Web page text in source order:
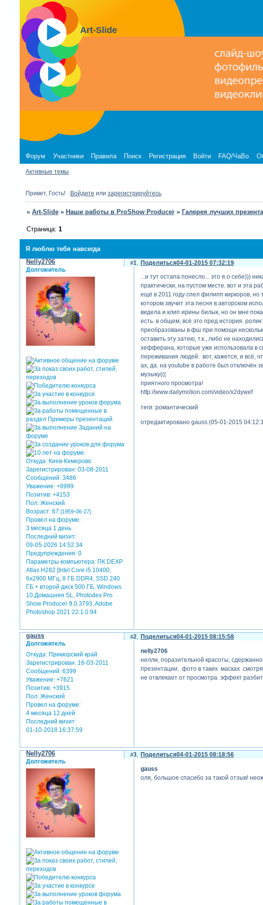
Art-Slide
Форум Участники Правила Поиск Регистрация Войти FAQ/ЧаВо
Активные темы
Привет, Гость! Войдите или зарегистрируйтесь.
» Art-Slide » Наши работы в ProShow Producer » Галерея лучших
Я люблю тебя навсегда
Страница: 1
Поделиться
1 04-01-2015 07:32:19
Nelly2706
Долгожитель
Откуда: Киев-Кемерово
Зарегистрирован: 03-08-2011
Сообщений: 3486
Уважение: +8999
Позитив: +4153
Пол: Женский
Возраст: 67[1959-06-27]
Провел на форуме:
3 месяца 1 день
Последний визит:
09-05-2026 14:52:34
Предупреждения: 0
Параметры компьютера: ПК DEXP
Atlas H282 [Intel Core i5 10400,
6x2900 МГц, 8 ГБ DDR4, SSD 240
ГБ + второй диск 500 ГБ, Windows
10 Домашняя SL, Photodex Pro
Show Producer 9.0.3793, Adobe
Photoshop 2021 22.1.0.94
...и тут остапа понесло... это я о себе)))
практически, на пустом месте. вот и эта
ещё в 2011 году спел филипп киркоров, но
котором звучит эта песня в авторском
видела и клип ирины билык, но он мне
есть. в общем, всё это пред история.
преобразованы в фш при помощи
оставить эту затею, т.к., либо не
хефферана, которые уже использовала в
переживания людей. вот, кажется, и всё,
ах, да. на youtube в работе был отключён
музыку(((
приятного просмотра!
http://www.dailymotion.com/video/x2dywef
теги: романтический
отредактировано gauss (05-01-2015
Поделиться
2 04-01-2015 08:15:58
gauss
Долгожитель
Откуда: Приморский край
Зарегистрирован: 16-03-2011
Сообщений: 6399
Уважение: +7621
Позитив: +3915
Пол: Женский
Провел на форуме:
4 месяца 12 дней
Последний визит:
01-10-2018 16:37:59
nelly2706
нелли, поразительной красоты,
презентации. фото в таких масках
не отвлекает от просмотра. эффект
Поделиться
3 04-01-2015 08:18:56
Nelly2706
Долгожитель
gauss
оля, большое спасибо за такой отзыв!